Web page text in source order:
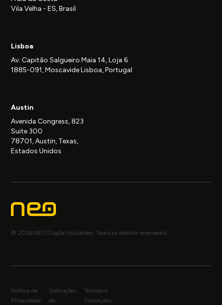
Vila Velha - ES, Brasil
Lisboa
Av. Capitão Salgueiro Maia 14, Loja 6
1885-091, Moscavide Lisboa, Portugal
Austin
Avenida Congress, 823
Suite 300
78701, Austin, Texas,
Estados Unidos
© 2026 NEO Digital Industries. Todos os direitos reservados.
Política de
Privacidade
Definições
de
Termos e
Condições